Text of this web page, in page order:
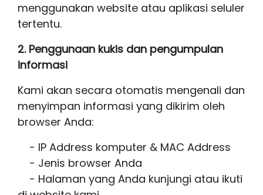
menggunakan website atau aplikasi seluler
tertentu.
2. Penggunaan kukis dan pengumpulan
informasi
Kami akan secara otomatis mengenali dan
menyimpan informasi yang dikirim oleh
browser Anda:
- IP Address komputer & MAC Address
- Jenis browser Anda
- Halaman yang Anda kunjungi atau ikuti